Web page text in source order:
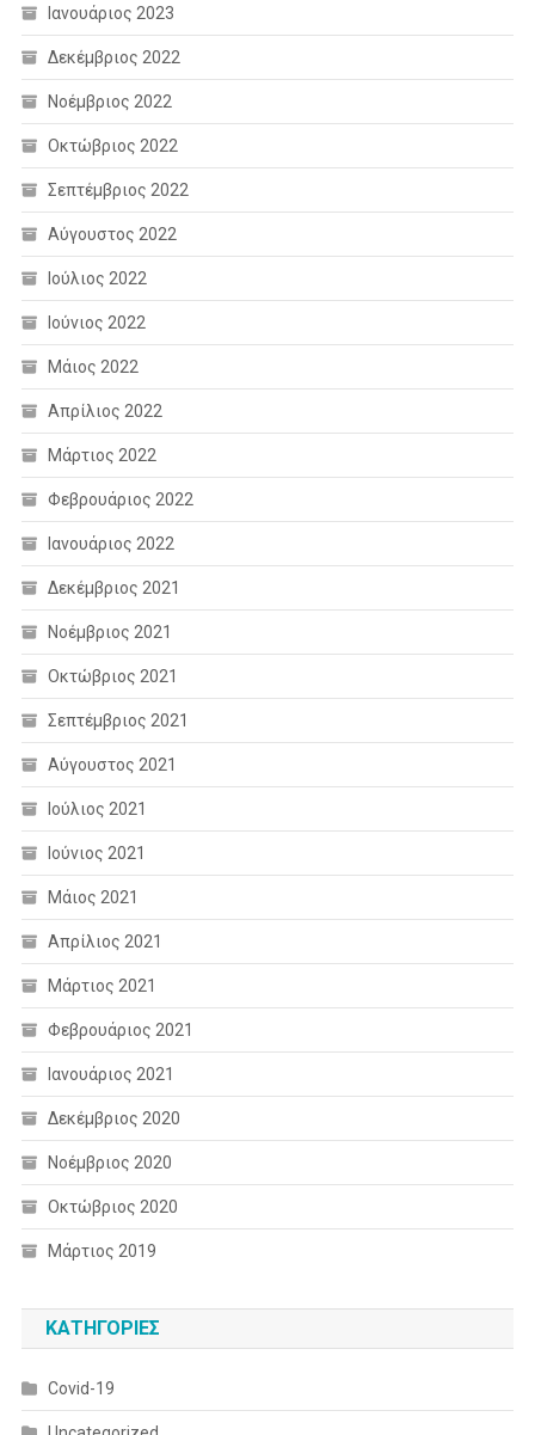
Ιανουάριος 2023
Δεκέμβριος 2022
Νοέμβριος 2022
Οκτώβριος 2022
Σεπτέμβριος 2022
Αύγουστος 2022
Ιούλιος 2022
Ιούνιος 2022
Μάιος 2022
Απρίλιος 2022
Μάρτιος 2022
Φεβρουάριος 2022
Ιανουάριος 2022
Δεκέμβριος 2021
Νοέμβριος 2021
Οκτώβριος 2021
Σεπτέμβριος 2021
Αύγουστος 2021
Ιούλιος 2021
Ιούνιος 2021
Μάιος 2021
Απρίλιος 2021
Μάρτιος 2021
Φεβρουάριος 2021
Ιανουάριος 2021
Δεκέμβριος 2020
Νοέμβριος 2020
Οκτώβριος 2020
Μάρτιος 2019
KΑΤΗΓΟΡΊΕΣ
Covid-19